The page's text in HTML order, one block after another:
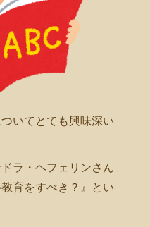
いてとても興味深い
ラ・ヘフェリンさん
育をすべき？』とい